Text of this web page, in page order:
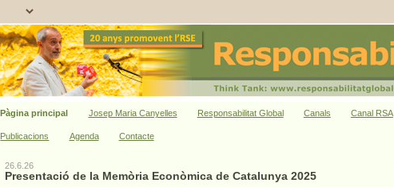
Pàgina principal Josep Maria Canyelles Responsabilitat Global Canals Canal RSA
Publicacions Agenda Contacte
26.6.26
Presentació de la Memòria Econòmica de Catalunya 2025